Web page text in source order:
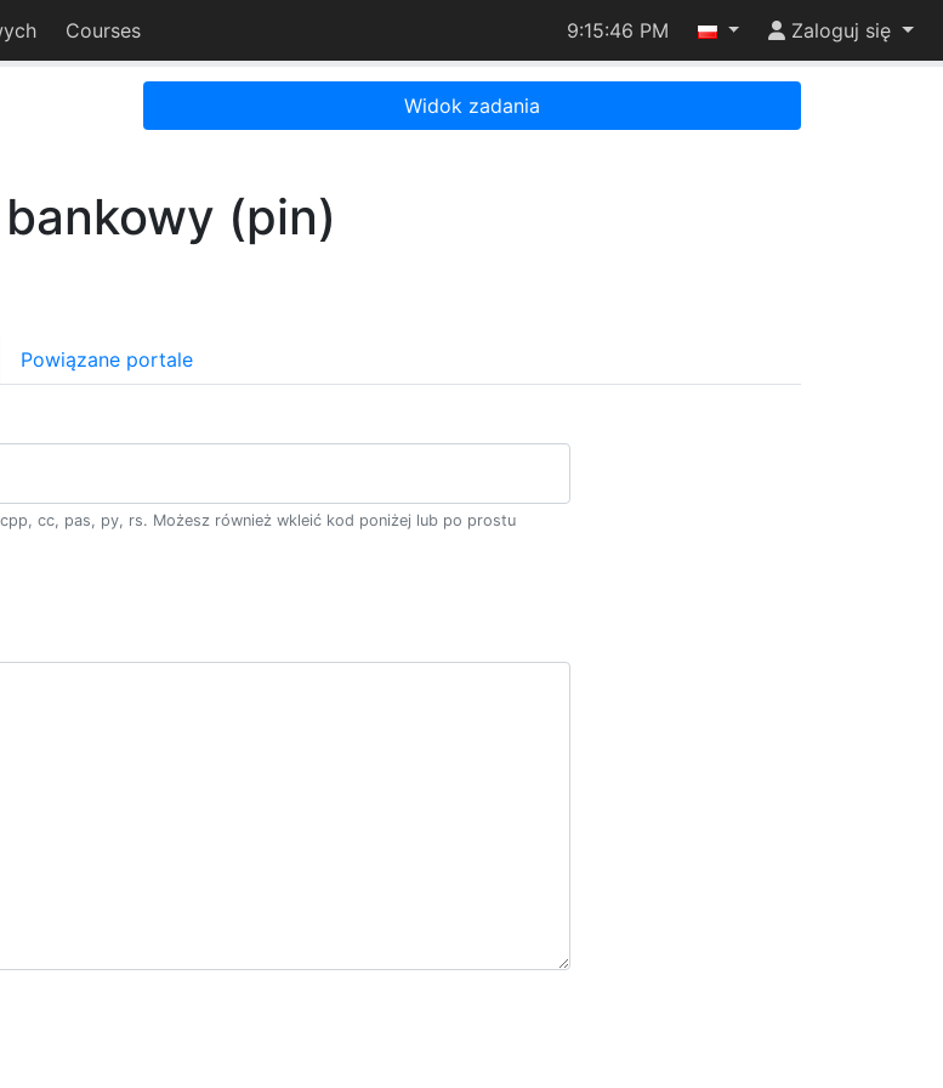
Courses 9:15:46 PM Zaloguj się
Widok zadania
(pin)
Powiązane portale
cc, pas, py, rs. Możesz również wkleić kod poniżej lub po prostu